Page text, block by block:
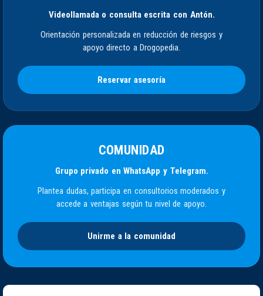
Videollamada o consulta escrita con Antón.
Orientación personalizada en reducción de riesgos y
apoyo directo a Drogopedia.
Reservar asesoría
COMUNIDAD
Grupo privado en WhatsApp y Telegram.
Plantea dudas, participa en consultorios moderados y
accede a ventajas según tu nivel de apoyo.
Unirme a la comunidad